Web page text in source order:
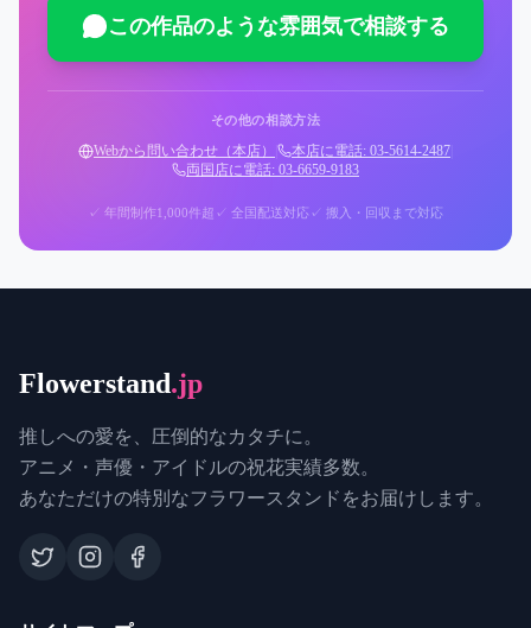
この作品のような雰囲気で相談する
その他の相談方法
Webから問い合わせ（本店） 本店に電話: 03-5614-2487
両国店に電話: 03-6659-9183
✓ 年間制作1,000件超 ✓ 全国配送対応 ✓ 搬入・回収まで対応
Flowerstand.jp
推しへの愛を、圧倒的なカタチに。
アニメ・声優・アイドルの祝花実績多数。
あなただけの特別なフラワースタンドをお届けします。